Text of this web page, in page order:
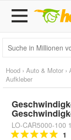
Hood › Auto & Motor ›
Aufkleber
LO-CAR5000-100
1